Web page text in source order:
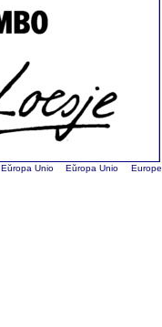
Eŭropa Unio Eŭropa Unio